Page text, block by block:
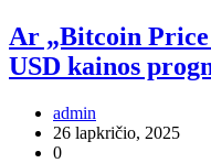
Ar „Bitcoin
USD kainos
admin
26 lapkričio, 2025
0